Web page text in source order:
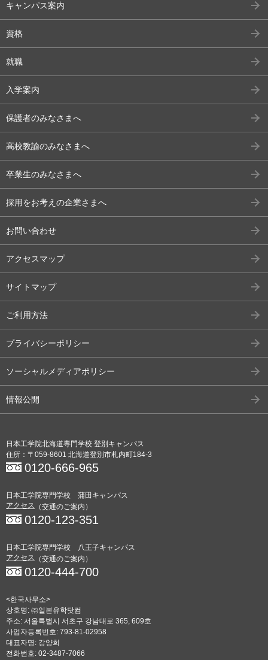
キャンパス案内
資格
就職
入学案内
保護者のみなさまへ
高校教諭のみなさまへ
卒業生のみなさまへ
採用をお考えの企業さまへ
お問い合わせ
アクセスマップ
サイトマップ
ご利用方法
プライバシーポリシー
ソーシャルメディアポリシー
情報公開
日本工学院北海道専門学校 登別キャンパス
住所：〒059-8601 北海道登別市札内町184-3
0120-666-965
日本工学院専門学校 蒲田キャンパス
アクセス （交通のご案内）
0120-123-351
日本工学院専門学校 八王子キャンパス
アクセス （交通のご案内）
0120-444-700
<한국사무소>
상호명: ㈜일본유학닷컴
주소: 서울특별시 서초구 강남대로 365, 609호
사업자등록번호: 793-81-02958
대표자명: 강양희
전화번호: 02-3487-7066